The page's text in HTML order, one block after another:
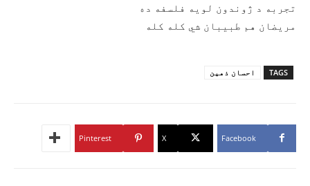
تجربه د ژوندون لویه فلسفه ده
مریضان هم طبیبان شي کله کله
TAGS احسان ذهین
Facebook
X
Pinterest